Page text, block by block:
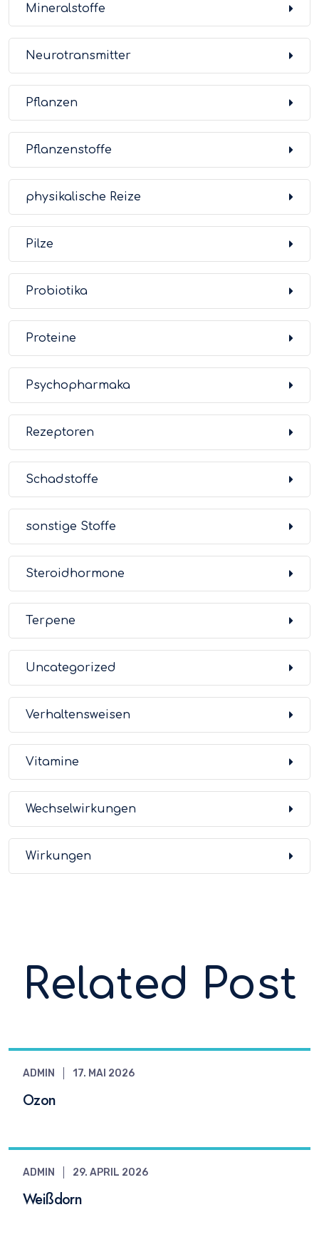
Mineralstoffe
Neurotransmitter
Pflanzen
Pflanzenstoffe
physikalische Reize
Pilze
Probiotika
Proteine
Psychopharmaka
Rezeptoren
Schadstoffe
sonstige Stoffe
Steroidhormone
Terpene
Uncategorized
Verhaltensweisen
Vitamine
Wechselwirkungen
Wirkungen
Related Post
ADMIN 17. MAI 2026
Ozon
ADMIN 29. APRIL 2026
Weißdorn